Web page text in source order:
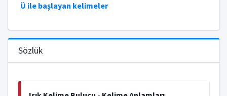
Ü ile başlayan kelimeler
Sözlük